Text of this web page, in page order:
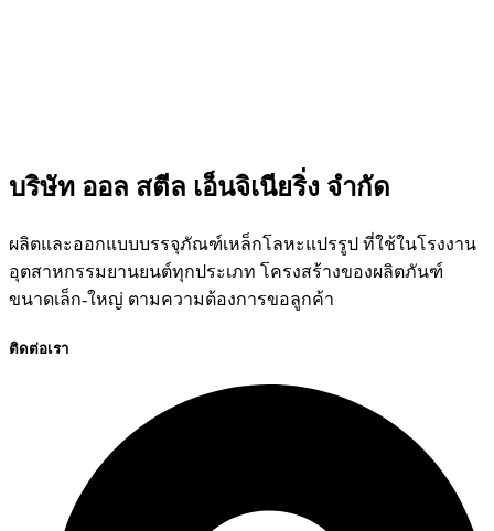
บริษัท ออล สตีล เอ็นจิเนียริ่ง จำกัด
ผลิตและออกแบบบรรจุภัณฑ์เหล็กโลหะแปรรูป ที่ใช้ในโรงงาน
อุตสาหกรรมยานยนต์ทุกประเภท โครงสร้างของผลิตภันฑ์
ขนาดเล็ก-ใหญ่ ตามความต้องการขอลูกค้า
ติดต่อเรา